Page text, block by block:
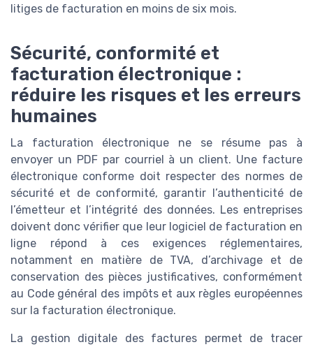
litiges de facturation en moins de six mois.
Sécurité, conformité et
facturation électronique :
réduire les risques et les erreurs
humaines
La facturation électronique ne se résume pas à
envoyer un PDF par courriel à un client. Une facture
électronique conforme doit respecter des normes de
sécurité et de conformité, garantir l’authenticité de
l’émetteur et l’intégrité des données. Les entreprises
doivent donc vérifier que leur logiciel de facturation en
ligne répond à ces exigences réglementaires,
notamment en matière de TVA, d’archivage et de
conservation des pièces justificatives, conformément
au Code général des impôts et aux règles européennes
sur la facturation électronique.
La gestion digitale des factures permet de tracer